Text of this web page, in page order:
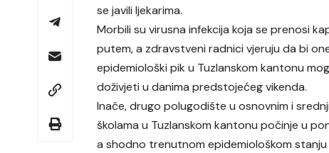
se javili ljekarima.
Morbili su virusna infekcija koja se prenosi
putem, a zdravstveni radnici vjeruju da bi
epidemiološki pik u Tuzlanskom kantonu
doživjeti u danima predstojećeg vikenda.
Inače, drugo polugodište u osnovnim i
školama u Tuzlanskom kantonu počinje u
a shodno trenutnom epidemiološkom stanju